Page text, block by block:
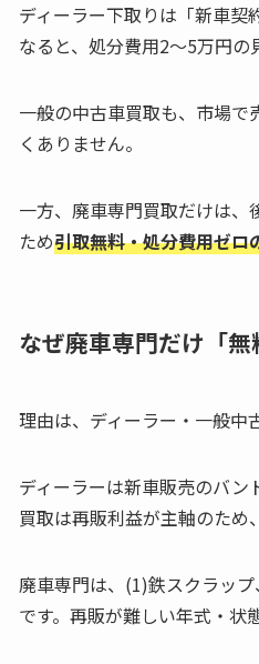
ディーラー下取りは「新車
なると、処分費用2〜5万円の
一般の中古車買取も、市場
くありません。
一方、廃車専門買取だけは、
ため引取無料・処分費用ゼロ
なぜ廃車専門だけ「
理由は、ディーラー・一般中
ディーラーは新車販売のバ
買取は再販利益が主軸のため
廃車専門は、(1)鉄スクラッ
です。再販が難しい年式・状